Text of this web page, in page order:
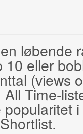
løbende
eller
(views
Time-